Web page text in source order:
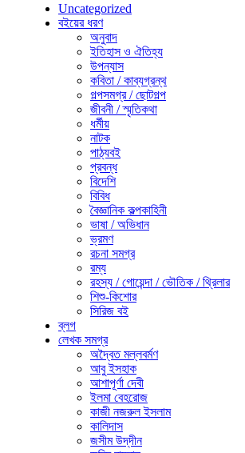
Uncategorized
বইয়ের ধরণ
অনুবাদ
ইতিহাস ও ঐতিহ্য
উপন্যাস
কবিতা / কাব্যগ্রন্থ
গল্পসমগ্র / ছোটগল্প
জীবনী / স্মৃতিকথা
ধর্মীয়
নাটক
পাঠ্যবই
প্রবন্ধ
বিদেশি
বিবিধ
বৈজ্ঞানিক কল্পকাহিনী
ভাষা / অভিধান
ভ্রমণ
রচনা সমগ্র
রম্য
রহস্য / গোয়েন্দা / ভৌতিক / থ্রিলার
শিশু-কিশোর
সিরিজ বই
ব্লগ
লেখক সমগ্র
অদ্বৈত মল্লবর্মণ
আবু ইসহাক
আশাপূর্ণা দেবী
ইলমা বেহরোজ
কাজী নজরুল ইসলাম
কালিদাস
জসীম উদ্‌দীন